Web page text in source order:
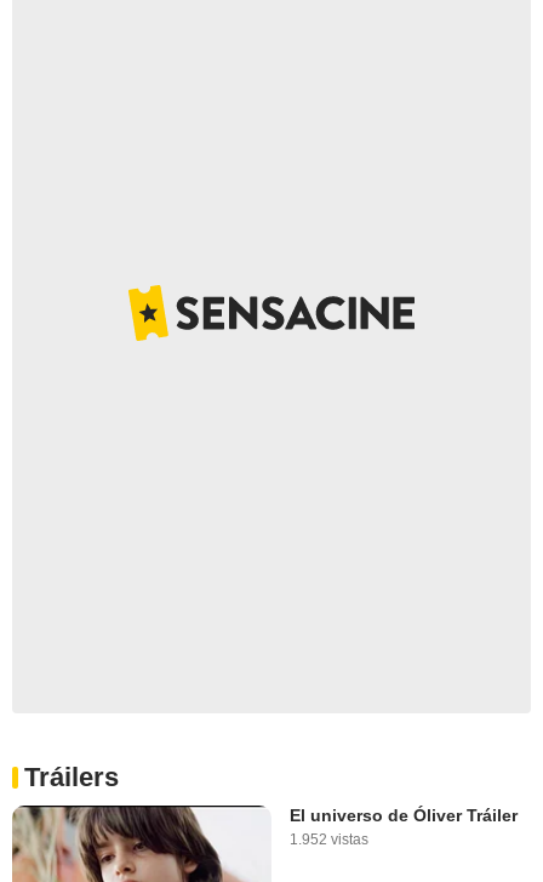
Tráilers
El universo de Óliver Tráiler
1.952 vistas